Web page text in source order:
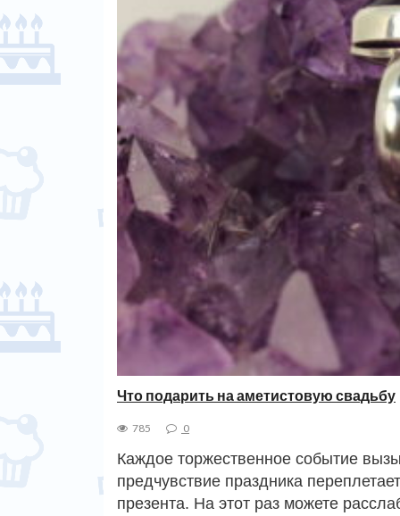
Что подарить на аметистовую свадьбу
785 0
Каждое торжественное событие
предчувствие праздника
презента. На этот раз можете